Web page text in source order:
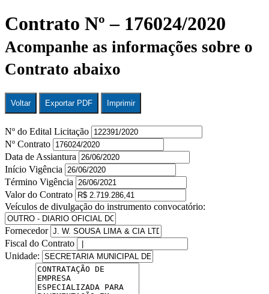
Contrato Nº – 176024/2020
Acompanhe as informações sobre o
Contrato abaixo
Voltar Exportar PDF Imprimir
Nº do Edital Licitação
Nº Contrato
Data de Assiantura
Início Vigência
Término Vigência
Valor do Contrato
Veículos de divulgação do instrumento convocatório:
Fornecedor
Fiscal do Contrato
Unidade: